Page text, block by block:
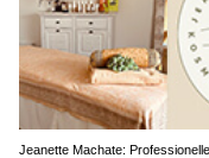
Jeanette Machate: